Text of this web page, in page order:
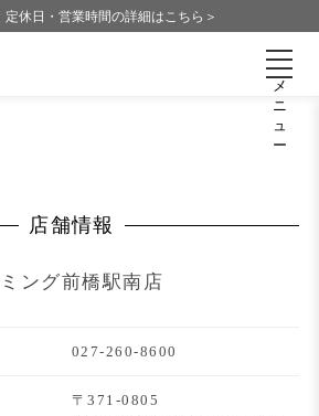
定休日・営業時間の詳細はこちら＞
メ
ニ
ュ
ー
店
店舗情報
ング前橋駅南店
027-260-8600
〒371-0805